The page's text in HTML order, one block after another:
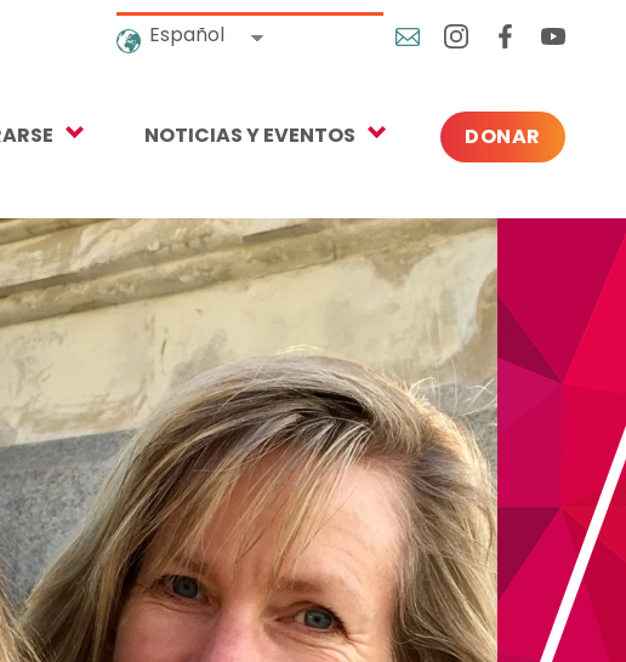
Español
mensuales
de dar
corporativas
al boletín
NOTICIAS Y EVENTOS
En las noticias
Próximos Eventos
Prensa
DONAR